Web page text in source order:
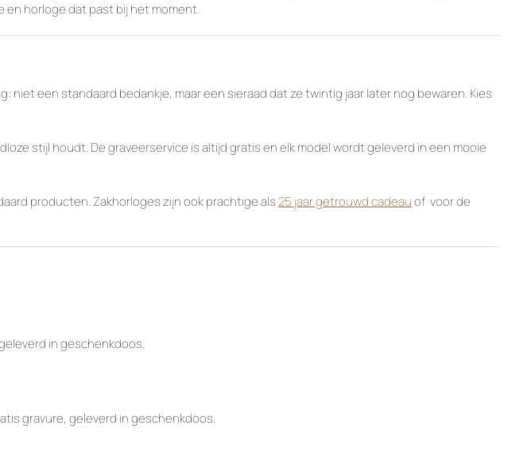
en horloge dat past bij het moment.
een standaard bedankje, maar een sieraad dat ze twintig jaar later nog bewaren. Kies
stijl houdt. De graveerservice is altijd gratis en elk model wordt geleverd in een mooie
producten. Zakhorloges zijn ook prachtige als25 jaar getrouwd cadeauof voor de
in geschenkdoos.
gravure, geleverd in geschenkdoos.